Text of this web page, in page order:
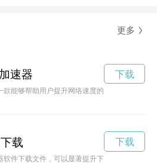
更多
速器
款能够帮助用户提升网络速度的软件，下载安
下载
载
软件下载文件，可以显著提升下载速度并改善
下载